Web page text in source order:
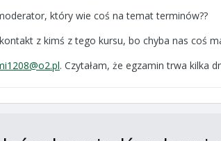
który wie coś na temat terminów??
z kimś z tego kursu, bo chyba nas coś
. Czytałam, że egzamin trwa kilka